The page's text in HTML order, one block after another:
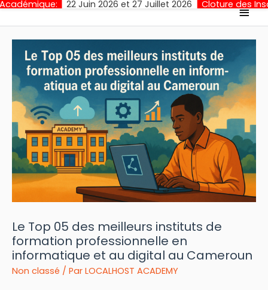
22 Juin 2026 et 27 Juillet 2026 Cloture des Inscriptions:
Le Top 05 des meilleurs instituts de
formation professionnelle en
informatique et au digital au Cameroun
Non classé / Par LOCALHOST ACADEMY